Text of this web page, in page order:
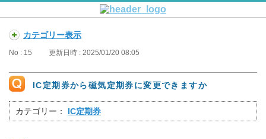
カテゴリー表示
No : 15 更新日時 : 2025/01/20 08:05
IC定期券から磁気定期券に変更できますか
カテゴリー： IC定期券